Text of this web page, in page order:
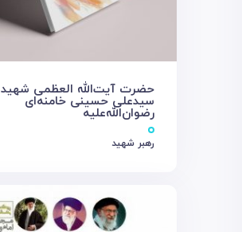
حضرت آیت‌الله العظمی شهید
سیدعلی حسینی خامنه‌ای
رضوان‌الله‌علیه
رهبر شهید